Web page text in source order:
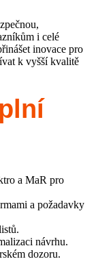
i celé
inovace pro
k vyšší kvalitě
a MaR pro
a požadavky
návrhu.
dozoru.